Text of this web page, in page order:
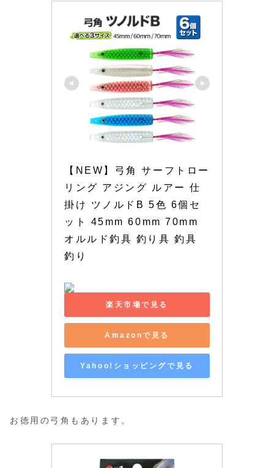
【NEW】弓角 サーフトロー
リング アジング ルアー 仕
掛け ツノルドB 5色 6個セ
ット 45mm 60mm 70mm
オルルド釣具 釣り具 釣具
釣り
楽天市場で見る
Amazonで見る
Yahoo!ショッピングで見る
お徳用の弓角もあります。